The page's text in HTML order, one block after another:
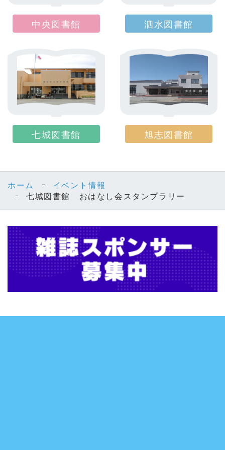
中央図書館 泗水図書館
七城図書館 旭志図書館
ホーム
イベント情報
七城図書館 おはなし会スタンプラリー